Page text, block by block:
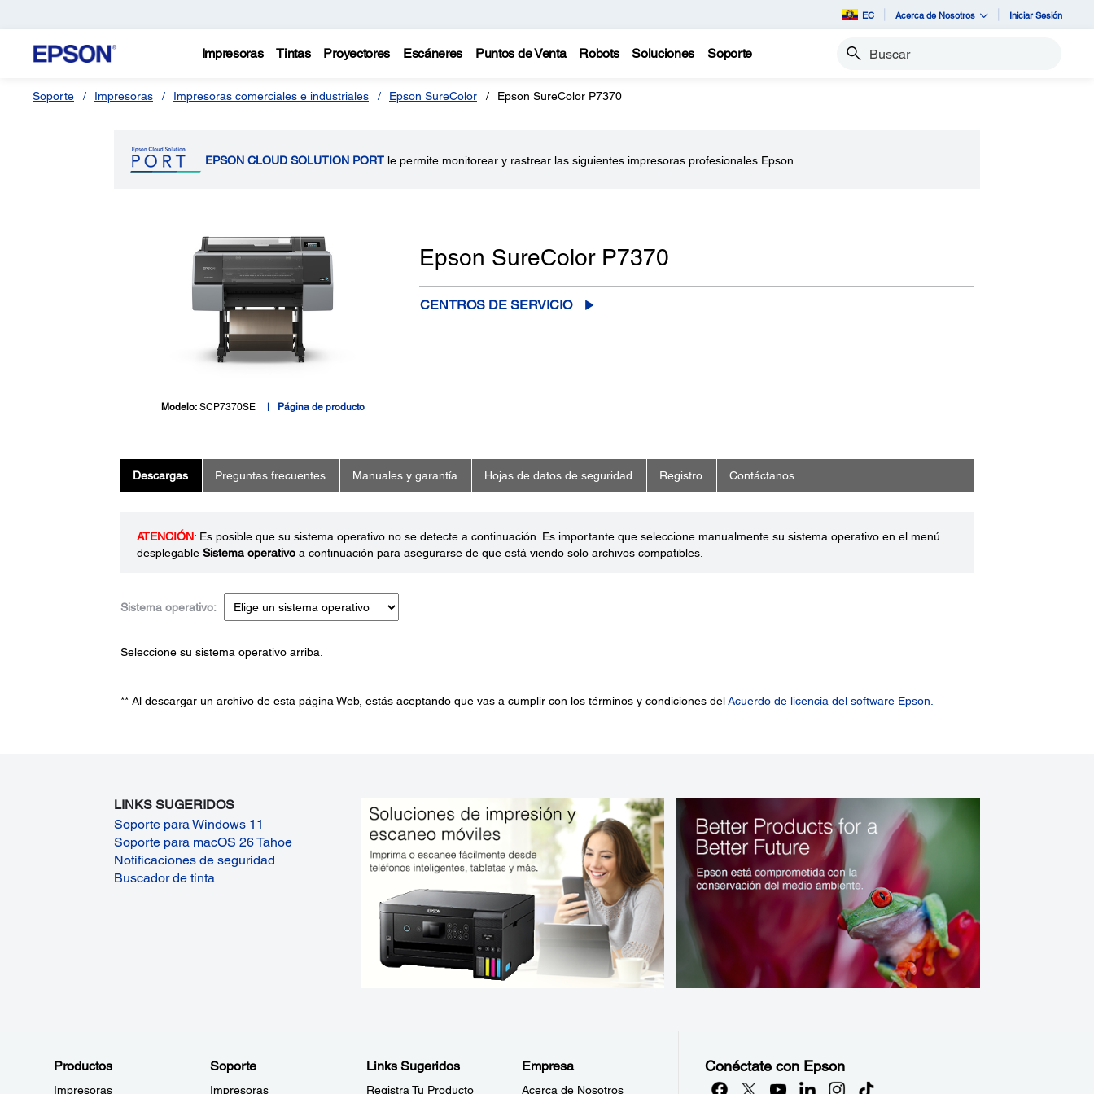
EC Acerca de Nosotros Iniciar Sesión
Impresoras Tintas Proyectores Escáneres Puntos de Venta Robots Soluciones Soporte Buscar
Soporte Impresoras Impresoras comerciales e industriales Epson SureColor Epson SureColor P7370
EPSON CLOUD SOLUTION PORT le permite monitorear y rastrear las siguientes impresoras profesionales Epson.
Modelo: SCP7370SE Página de producto
Epson SureColor P7370
CENTROS DE SERVICIO
Descargas Preguntas frecuentes Manuales y garantía Hojas de datos de seguridad Registro Contáctanos
ATENCIÓN: Es posible que su sistema operativo no se detecte a continuación. Es importante que seleccione manualmente su sistema operativo en el menú
desplegable Sistema operativoa continuación para asegurarse de que está viendo solo archivos compatibles.
Sistema operativo:
Seleccione su sistema operativo arriba.
** Al descargar un archivo de esta página Web, estás aceptando que vas a cumplir con los términos y condiciones delAcuerdo de licencia del software Epson.
LINKS SUGERIDOS
Soporte para Windows 11
Soporte para macOS 26 Tahoe
Notificaciones de seguridad
Buscador de tinta
Productos
Impresoras
Soporte
Impresoras
Links Sugeridos
Registra Tu Producto
Empresa
Acerca de Nosotros
Conéctate con Epson